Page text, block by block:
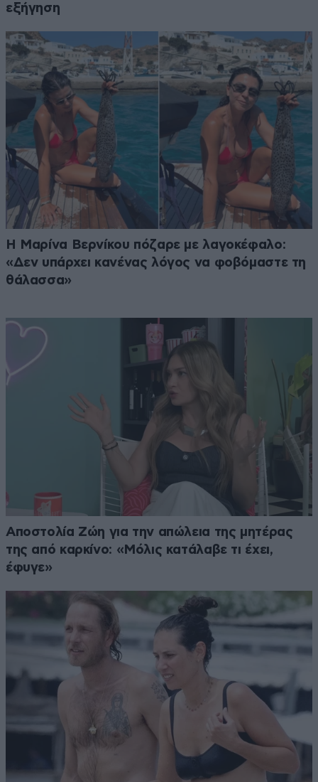
εξήγηση
Η Μαρίνα Βερνίκου πόζαρε με λαγοκέφαλο:
«Δεν υπάρχει κανένας λόγος να φοβόμαστε τη
θάλασσα»
Αποστολία Ζώη για την απώλεια της μητέρας
της από καρκίνο: «Μόλις κατάλαβε τι έχει,
έφυγε»